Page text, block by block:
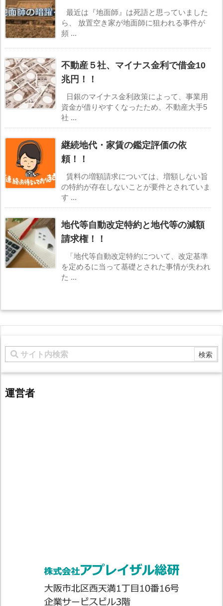
最近は『地面師』は死語と思っていました
ら、 放置空き家が地面師に狙われる事件が
頻 ...
不動産５社、マイナス金利で借金10
兆円！！
日銀のマイナス金利政策によって、事業用
資金が借りやすくなったため、不動産大手5
社 ...
継続地代・家賃の鑑定評価の依
頼！！
賃料の増額請求については、増額しない旨
の特約が存在しないことが要件とされていま
す ...
地代等自動改定特約と地代等の減額
請求権！！
「地代等自動改定特約について、改定基準
を定めるに当って基礎とされた事情が失われ
た ...
運営者